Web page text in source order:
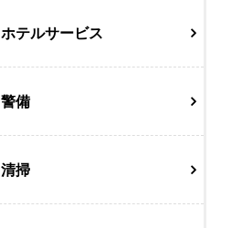
ホテルサービス
警備
清掃